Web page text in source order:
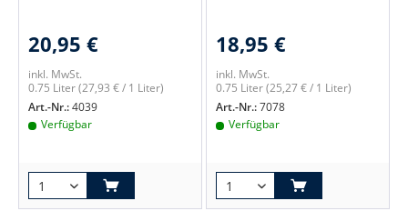
20,95 €
inkl. MwSt.
0.75 Liter(27,93 € / 1 Liter)
Art.-Nr.:4039
Verfügbar
18,95 €
inkl. MwSt.
0.75 Liter(25,27 € / 1 Liter)
Art.-Nr.:7078
Verfügbar